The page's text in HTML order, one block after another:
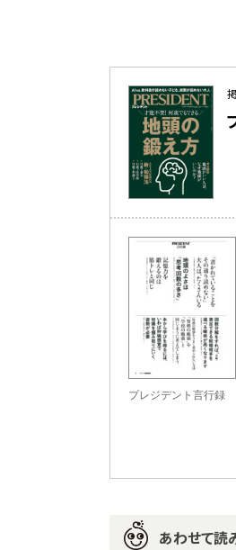
プレジデント言行録
あわせて読